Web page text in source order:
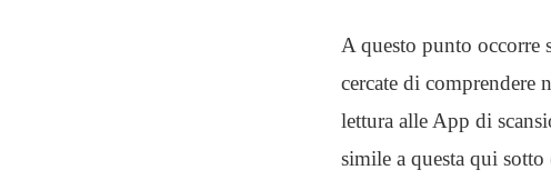
A questo punto occorre
cercate di
lettura alle App di
simile a questa qui